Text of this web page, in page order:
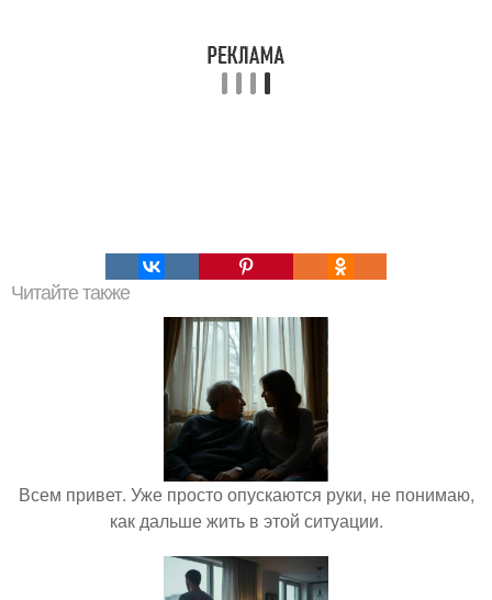
Читайте также
Всем привет. Уже просто опускаются руки, не понимаю,
как дальше жить в этой ситуации.